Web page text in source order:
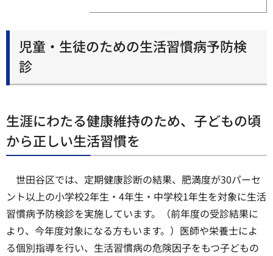
児童・生徒のための生活習慣病予防検
診
生涯にわたる健康維持のため、子どもの頃
から正しい生活習慣を
世田谷区では、定期健康診断の結果、肥満度が30パーセ
ント以上の小学校2年生・4年生・中学校1年生を対象に生活
習慣病予防検診を実施しています。（前年度の受診結果に
より、今年度対象になる方もいます。）医師や栄養士によ
る個別指導を行い、生活習慣病の危険因子をもつ子どもの